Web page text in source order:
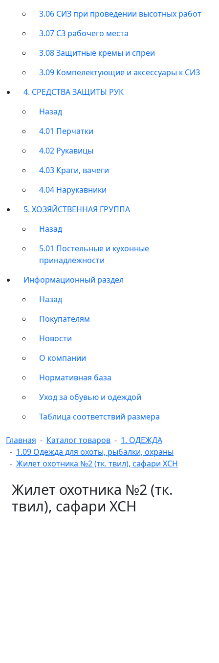
3.06 СИЗ при проведении высотных работ
3.07 СЗ рабочего места
3.08 Защитные кремы и спреи
3.09 Компелектующие и аксессуары к СИЗ
4. СРЕДСТВА ЗАЩИТЫ РУК
Назад
4.01 Перчатки
4.02 Рукавицы
4.03 Краги, вачеги
4.04 Нарукавники
5. ХОЗЯЙСТВЕННАЯ ГРУППА
Назад
5.01 Постельные и кухонные
принадлежности
Информационный раздел
Назад
Покупателям
Новости
О компании
Нормативная база
Уход за обувью и одеждой
Таблица соответствий размера
Главная Каталог товаров
1. ОДЕЖДА
1.09 Одежда для охоты, рыбалки, охраны
Жилет охотника №2 (тк. твил), сафари ХСН
Жилет охотника №2 (тк.
твил), сафари ХСН